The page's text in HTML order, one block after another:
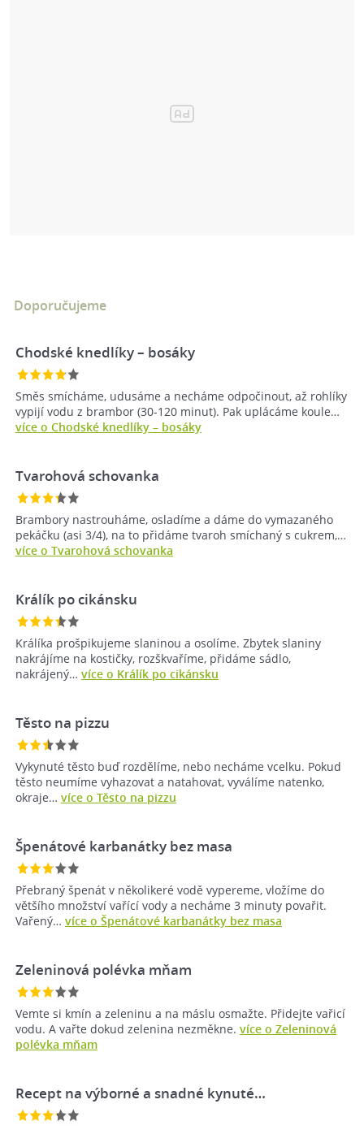
Doporučujeme
Chodské knedlíky – bosáky
Směs smícháme, udusáme a necháme odpočinout, až rohlíky
vypijí vodu z brambor (30-120 minut). Pak uplácáme koule…
více o Chodské knedlíky – bosáky
Tvarohová schovanka
Brambory nastrouháme, osladíme a dáme do vymazaného
pekáčku (asi 3/4), na to přidáme tvaroh smíchaný s cukrem,…
více o Tvarohová schovanka
Králík po cikánsku
Králíka prošpikujeme slaninou a osolíme. Zbytek slaniny
nakrájíme na kostičky, rozškvaříme, přidáme sádlo,
nakrájený… více o Králík po cikánsku
Těsto na pizzu
Vykynuté těsto buď rozdělíme, nebo necháme vcelku. Pokud
těsto neumíme vyhazovat a natahovat, vyválíme natenko,
okraje… více o Těsto na pizzu
Špenátové karbanátky bez masa
Přebraný špenát v několikeré vodě vypereme, vložíme do
většího množství vařící vody a necháme 3 minuty povařit.
Vařený… více o Špenátové karbanátky bez masa
Zeleninová polévka mňam
Vemte si kmín a zeleninu a na máslu osmažte. Přidejte vařicí
vodu. A vařte dokud zelenina nezměkne. více o Zeleninová
polévka mňam
Recept na výborné a snadné kynuté…